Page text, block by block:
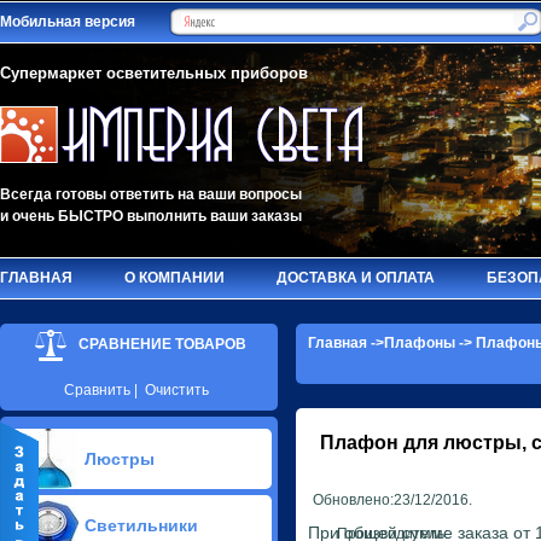
Мобильная версия
Супермаркет осветительных приборов
Всегда готовы ответить на ваши вопросы
и очень БЫСТРО выполнить ваши заказы
ГЛАВНАЯ О КОМПАНИИ ДОСТАВКА И ОПЛАТА
Главная ->Плафоны ->
Плафон для люстры,
Обновлено:23/12/2016.
Производитель:
При общей сумме заказа от
СРАВНЕНИЕ ТОВАРОВ
Сравнить Очистить
Люстры
Припотолочные люстры(606)
Потолочные люстры Led(69)
Светильники